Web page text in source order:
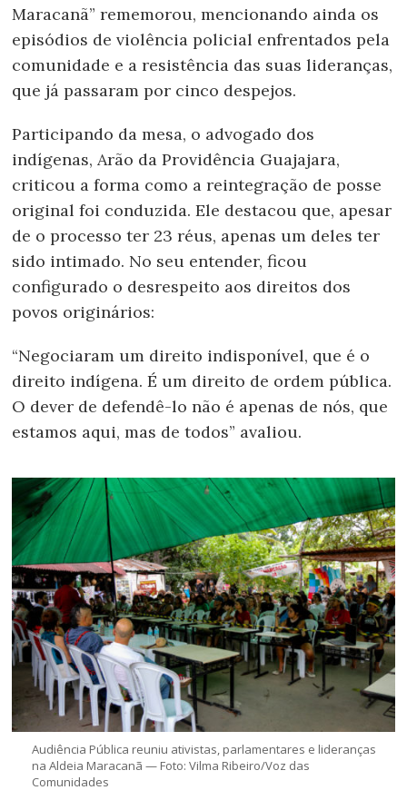
Maracanã” rememorou, mencionando ainda os
episódios de violência policial enfrentados pela
comunidade e a resistência das suas lideranças,
que já passaram por cinco despejos.
Participando da mesa, o advogado dos
indígenas, Arão da Providência Guajajara,
criticou a forma como a reintegração de posse
original foi conduzida. Ele destacou que, apesar
de o processo ter 23 réus, apenas um deles ter
sido intimado. No seu entender, ficou
configurado o desrespeito aos direitos dos
povos originários:
“Negociaram um direito indisponível, que é o
direito indígena. É um direito de ordem pública.
O dever de defendê-lo não é apenas de nós, que
estamos aqui, mas de todos” avaliou.
Audiência Pública reuniu ativistas, parlamentares e lideranças
na Aldeia Maracanã — Foto: Vilma Ribeiro/Voz das
Comunidades